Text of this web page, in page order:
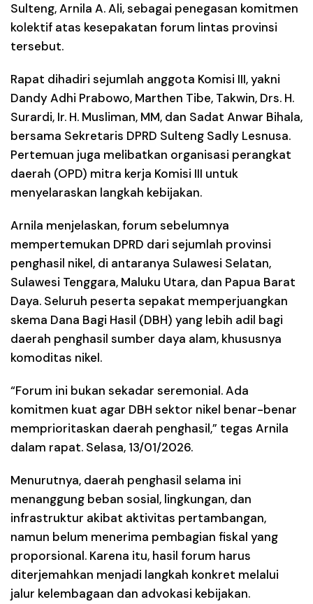
Sulteng, Arnila A. Ali, sebagai penegasan komitmen
kolektif atas kesepakatan forum lintas provinsi
tersebut.
Rapat dihadiri sejumlah anggota Komisi III, yakni
Dandy Adhi Prabowo, Marthen Tibe, Takwin, Drs. H.
Surardi, Ir. H. Musliman, MM, dan Sadat Anwar Bihala,
bersama Sekretaris DPRD Sulteng Sadly Lesnusa.
Pertemuan juga melibatkan organisasi perangkat
daerah (OPD) mitra kerja Komisi III untuk
menyelaraskan langkah kebijakan.
Arnila menjelaskan, forum sebelumnya
mempertemukan DPRD dari sejumlah provinsi
penghasil nikel, di antaranya Sulawesi Selatan,
Sulawesi Tenggara, Maluku Utara, dan Papua Barat
Daya. Seluruh peserta sepakat memperjuangkan
skema Dana Bagi Hasil (DBH) yang lebih adil bagi
daerah penghasil sumber daya alam, khususnya
komoditas nikel.
“Forum ini bukan sekadar seremonial. Ada
komitmen kuat agar DBH sektor nikel benar-benar
memprioritaskan daerah penghasil,” tegas Arnila
dalam rapat. Selasa, 13/01/2026.
Menurutnya, daerah penghasil selama ini
menanggung beban sosial, lingkungan, dan
infrastruktur akibat aktivitas pertambangan,
namun belum menerima pembagian fiskal yang
proporsional. Karena itu, hasil forum harus
diterjemahkan menjadi langkah konkret melalui
jalur kelembagaan dan advokasi kebijakan.